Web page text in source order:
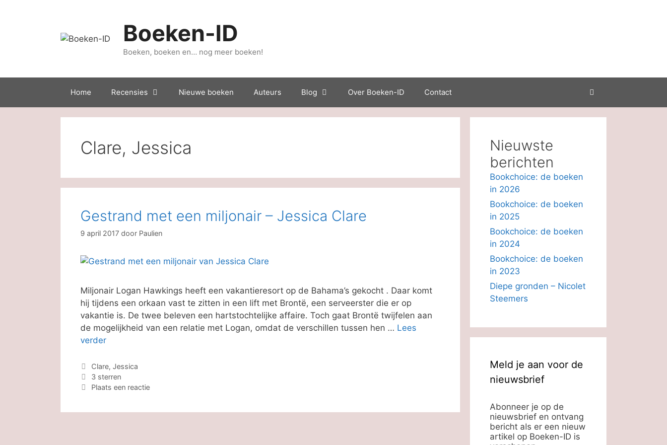
Boeken-ID
Boeken, boeken en… nog meer boeken!
Home Recensies Nieuwe boeken Auteurs Blog Over Boeken-ID Contact
Clare, Jessica
Gestrand met een miljonair – Jessica Clare
9 april 2017 door Paulien
Miljonair Logan Hawkings heeft een vakantieresort op de Bahama’s gekocht . Daar komt
hij tijdens een orkaan vast te zitten in een lift met Brontë, een serveerster die er op
vakantie is. De twee beleven een hartstochtelijke affaire. Toch gaat Brontë twijfelen aan
de mogelijkheid van een relatie met Logan, omdat de verschillen tussen hen … Lees
verder
Categorieën
Clare, Jessica
Tags
3 sterren
Plaats een reactie
Nieuwste
berichten
Bookchoice: de boeken
in 2026
Bookchoice: de boeken
in 2025
Bookchoice: de boeken
in 2024
Bookchoice: de boeken
in 2023
Diepe gronden – Nicolet
Steemers
Meld je aan voor de
nieuwsbrief
Abonneer je op de
nieuwsbrief en ontvang
bericht als er een nieuw
artikel op Boeken-ID is